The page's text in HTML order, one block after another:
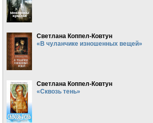
Светлана Коппел-Ковтун
«В чуланчике изношенных вещей»
Светлана Коппел-Ковтун
«Сквозь тень»